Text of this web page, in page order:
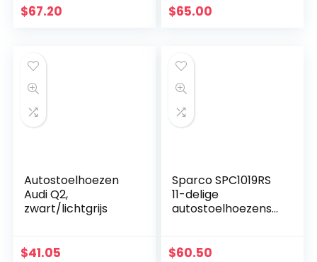
transporter
$67.20
auto,
$65.00
Autostoelhoezen
Audi Q2,
zwart/lichtgrijs
$41.05
Sparco SPC1019RS
11-delige
autostoelhoezense
$60.50